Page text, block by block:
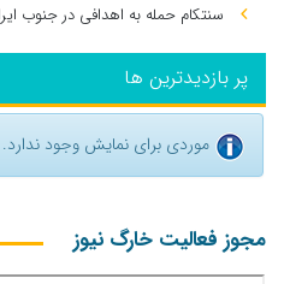
سنتکام حمله به اهدافی در جنوب
پر بازدیدترین ها
موردی برای نمایش وجود ندارد.
مجوز فعالیت خارگ نیوز